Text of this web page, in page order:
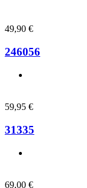
49,90 €
246056
59,95 €
31335
69,00 €